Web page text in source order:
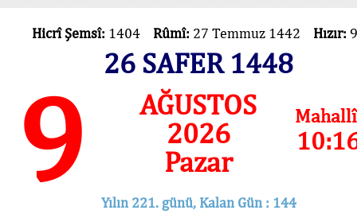
Hicrî Şemsî: 1404 Rûmî: 27 Temmuz 1442 Hızır:
26 SAFER 1448
9
AĞUSTOS
2026
Pazar
Yılın 221. günü, Kalan Gün : 144